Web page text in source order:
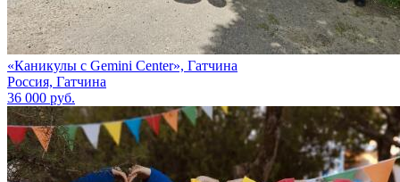
«Каникулы с Gemini Сenter», Гатчина
Россия, Гатчина
36 000 руб.